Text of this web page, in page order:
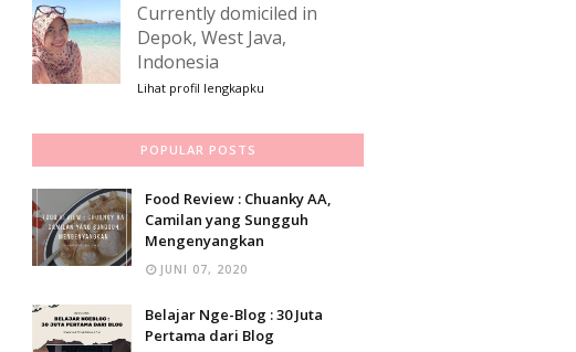
Currently domiciled in
Depok, West Java,
Indonesia
Lihat profil lengkapku
POPULAR POSTS
Food Review : Chuanky AA,
Camilan yang Sungguh
Mengenyangkan
JUNI 07, 2020
Belajar Nge-Blog : 30 Juta
Pertama dari Blog